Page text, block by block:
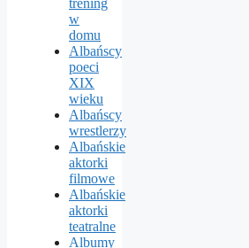
trening
w
domu
Albańscy
poeci
XIX
wieku
Albańscy
wrestlerzy
Albańskie
aktorki
filmowe
Albańskie
aktorki
teatralne
Albumy